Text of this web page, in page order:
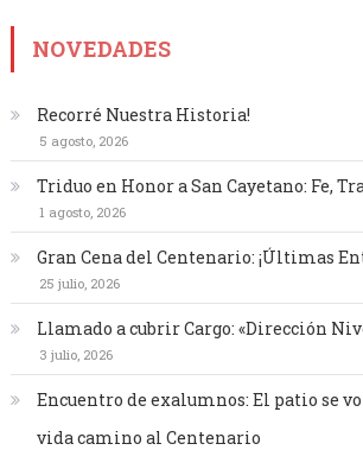
NOVEDADES
Recorré Nuestra Historia!
5 agosto, 2026
Triduo en Honor a San Cayetano: Fe,
1 agosto, 2026
Gran Cena del Centenario: ¡Últimas
25 julio, 2026
Llamado a cubrir Cargo: «Dirección
3 julio, 2026
Encuentro de exalumnos: El patio se
vida camino al Centenario